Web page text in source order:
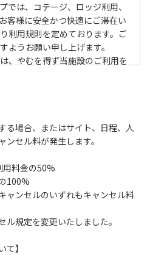
では、コテージ、ロッジ利用、
客様に安全かつ快適にご滞在い
利用規則を定めております。ご
ようお願い申し上げます。
、やむを得ず当施設のご利用を
】
だき、ご自身で事故防止に努め
、徐行運転（5km/h以下）を
煙です。
るごみ以外は中身を洗い、チェ
建造物、家具、備品、その他の
る場合、またはサイト、日程、人
セル料が発生します。
料金の50%
100%
ャンセルのいずれもキャンセル料
規定を変更いたしました。
て】